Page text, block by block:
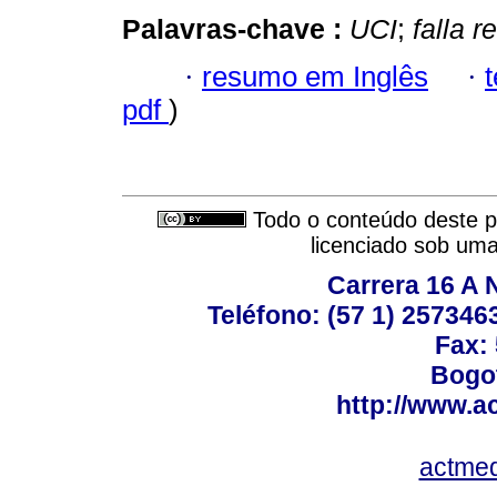
Palavras-chave : UCI; falla
· resumo em Inglês ·
pdf )
Todo o conteúdo deste
licenciado sob
Carrera 16 A
Teléfono: (57 1)
Fax:
http://